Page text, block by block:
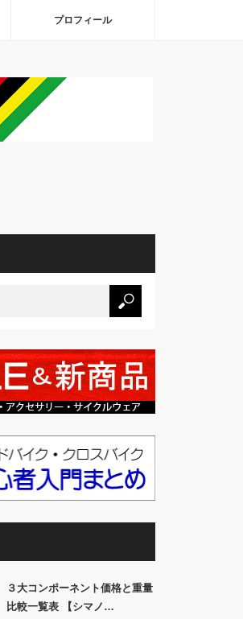
プロフィール
３大コンポーネント価格と重量
比較一覧表 【シマノ…